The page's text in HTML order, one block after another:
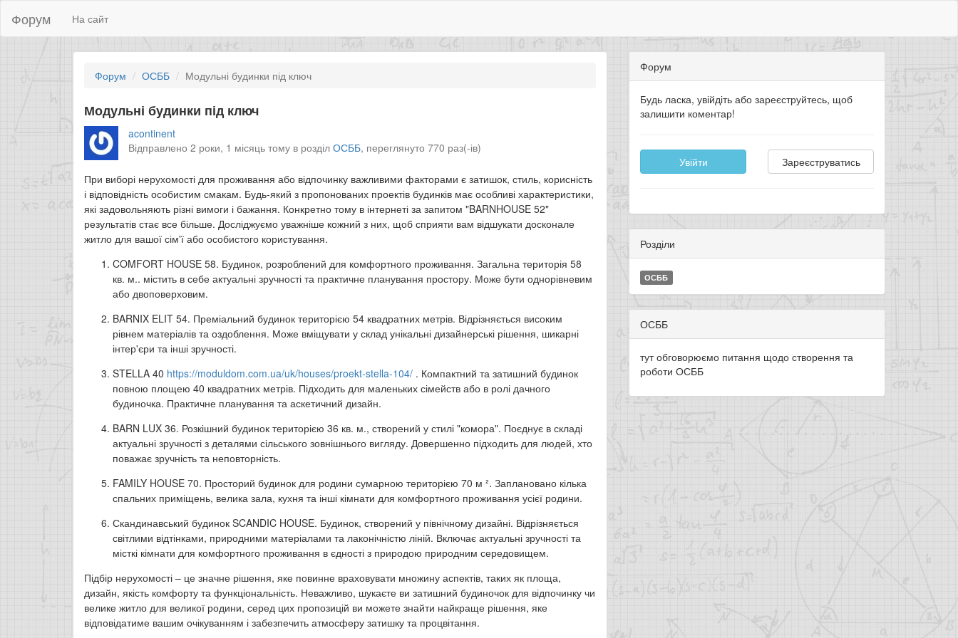
Форум На сайт
Форум ОСББ Модульні будинки під ключ
Модульні будинки під ключ
acontinent
Відправлено 2 роки, 1 місяць тому в розділОСББ, переглянуто 770 раз(-ів)
При виборі нерухомості для проживання або відпочинку важливими факторами є затишок, стиль, корисність
і відповідність особистим смакам. Будь-який з пропонованих проектів будинків має особливі характеристики,
які задовольняють різні вимоги і бажання. Конкретно тому в інтернеті за запитом "BARNHOUSE 52"
результатів стає все більше. Досліджуємо уважніше кожний з них, щоб сприяти вам відшукати досконале
житло для вашої сім'ї або особистого користування.
COMFORT HOUSE 58. Будинок, розроблений для комфортного проживання. Загальна територія 58
кв. м.. містить в себе актуальні зручності та практичне планування простору. Може бути однорівневим
або двоповерховим.
BARNIX ELIT 54. Преміальний будинок територією 54 квадратних метрів. Відрізняється високим
рівнем матеріалів та оздоблення. Може вміщувати у склад унікальні дизайнерські рішення, шикарні
інтер'єри та інші зручності.
STELLA 40 https://moduldom.com.ua/uk/houses/proekt-stella-104/ . Компактний та затишний будинок
повною площею 40 квадратних метрів. Підходить для маленьких сімейств або в ролі дачного
будиночка. Практичне планування та аскетичний дизайн.
BARN LUX 36. Розкішний будинок територією 36 кв. м., створений у стилі "комора". Поєднує в складі
актуальні зручності з деталями сільського зовнішнього вигляду. Довершенно підходить для людей, хто
поважає зручність та неповторність.
FAMILY HOUSE 70. Просторий будинок для родини сумарною територією 70 м ². Заплановано кілька
спальних приміщень, велика зала, кухня та інші кімнати для комфортного проживання усієї родини.
Скандинавський будинок SCANDIC HOUSE. Будинок, створений у північному дизайні. Відрізняється
світлими відтінками, природними матеріалами та лаконічністю ліній. Включає актуальні зручності та
місткі кімнати для комфортного проживання в єдності з природою природним середовищем.
Підбір нерухомості – це значне рішення, яке повинне враховувати множину аспектів, таких як площа,
дизайн, якість комфорту та функціональність. Неважливо, шукаєте ви затишний будиночок для відпочинку чи
велике житло для великої родини, серед цих пропозицій ви можете знайти найкраще рішення, яке
відповідатиме вашим очікуванням і забезпечить атмосферу затишку та процвітання.
Форум
Будь ласка, увійдіть або зареєструйтесь, щоб
залишити коментар!
Увійти Зареєструватись
Розділи
ОСББ
ОСББ
тут обговорюємо питання щодо створення та
роботи ОСББ